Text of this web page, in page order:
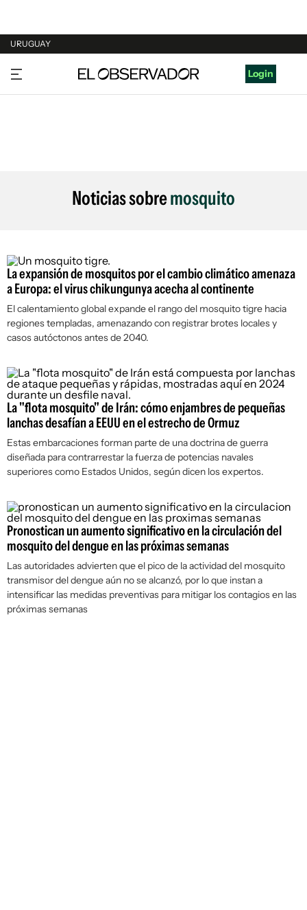
URUGUAY
URUGUAY
ARGENTINA
Login
Noticias sobremosquito
La expansión de mosquitos por el cambio climático amenaza
a Europa: el virus chikungunya acecha al continente
El calentamiento global expande el rango del mosquito tigre hacia
regiones templadas, amenazando con registrar brotes locales y
casos autóctonos antes de 2040.
La "flota mosquito" de Irán: cómo enjambres de pequeñas
lanchas desafían a EEUU en el estrecho de Ormuz
Estas embarcaciones forman parte de una doctrina de guerra
diseñada para contrarrestar la fuerza de potencias navales
superiores como Estados Unidos, según dicen los expertos.
Pronostican un aumento significativo en la circulación del
mosquito del dengue en las próximas semanas
Las autoridades advierten que el pico de la actividad del mosquito
transmisor del dengue aún no se alcanzó, por lo que instan a
intensificar las medidas preventivas para mitigar los contagios en las
próximas semanas